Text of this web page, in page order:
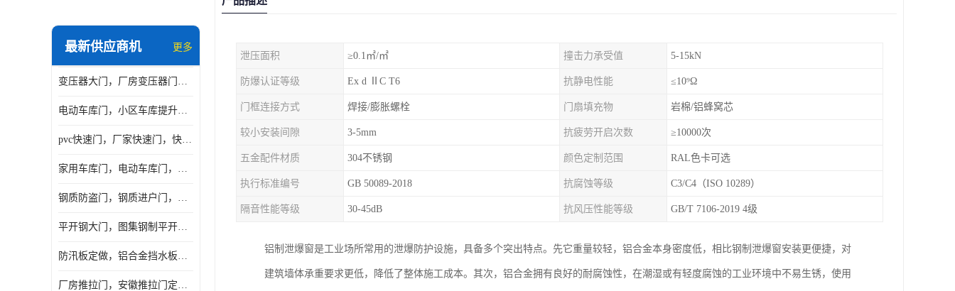
非标门
抗爆门
快速门
最新供应商机 更多
变压器大门，厂房变压器门，配电所钢大门，变压器室钢大门
电动车库门，小区车库提升门，安徽提升门厂家，工业滑升门
pvc快速门，厂家快速门，快速卷帘门，感应快速门
家用车库门，电动车库门，车库滑升门，车库门安装
钢质防盗门，钢质进户门，钢质非标门厂家
平开钢大门，图集钢制平开门，厂房平开大门
防汛板定做，铝合金挡水板门，地库挡水板
厂房推拉门，安徽推拉门定做，夹芯板平移大门
泄压面积 ≥0.1㎡/㎡ 撞击力承受值 5-15kN
防爆认证等级 Ex d ⅡC T6 抗静电性能 ≤10⁹Ω
门框连接方式 焊接/膨胀螺栓 门扇填充物 岩棉/铝蜂窝芯
较小安装间隙 3-5mm 抗疲劳开启次数 ≥10000次
五金配件材质 304不锈钢 颜色定制范围 RAL色卡可选
执行标准编号 GB 50089-2018 抗腐蚀等级 C3/C4（ISO 10289）
隔音性能等级 30-45dB 抗风压性能等级 GB/T 7106-2019 4级
铝制泄爆窗是工业场所常用的泄爆防护设施，具备多个突出特点。先它重量较轻，铝合金本身密度低，相比钢制泄爆窗安装更便捷，对
建筑墙体承重要求更低，降低了整体施工成本。其次，铝合金拥有良好的耐腐蚀性，在潮湿或有轻度腐蚀的工业环境中不易生锈，使用